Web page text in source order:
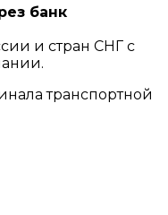
банк
и стран СНГ с
транспортной